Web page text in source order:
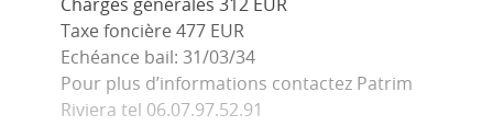
Taxe foncière 477 EUR
Echéance bail: 31/03/34
Pour plus d’informations contactez Patrim
Riviera tel 06.07.97.52.91